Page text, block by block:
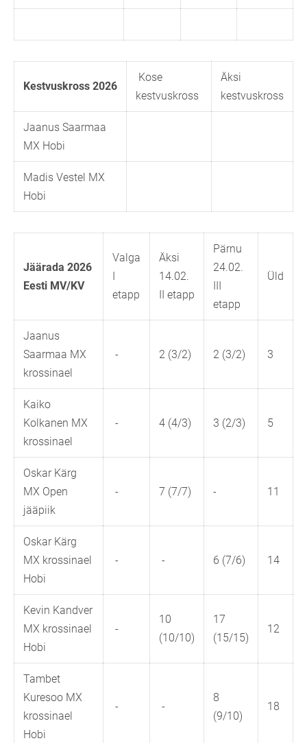
Kestvuskross 2026
Kose
kestvuskross
Äksi
kestvuskross
Jaanus Saarmaa
MX Hobi
Madis Vestel MX
Hobi
Jäärada 2026
Eesti MV/KV
Valga
I
etapp
Äksi
14.02.
II etapp
Pärnu
24.02.
III
etapp
Üld
Jaanus
Saarmaa MX
krossinael
- 2 (3/2) 2 (3/2) 3
Kaiko
Kolkanen MX
krossinael
- 4 (4/3) 3 (2/3) 5
Oskar Kärg
MX Open
jääpiik
- 7 (7/7) - 11
Oskar Kärg
MX krossinael
Hobi
- - 6 (7/6) 14
Kevin Kandver
MX krossinael
Hobi
-
10
(10/10)
17
(15/15)
12
Tambet
Kuresoo MX
krossinael
Hobi
- -
8
(9/10)
18